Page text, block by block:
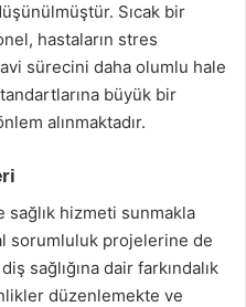
Sıcak bir
hastaların stres
sürecini daha olumlu hale
büyük bir
alınmaktadır.
sağlık hizmeti sunmakla
sorumluluk projelerine de
sağlığına dair farkındalık
düzenlemekte ve